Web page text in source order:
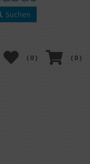
Suchen
(0 )
(0 )